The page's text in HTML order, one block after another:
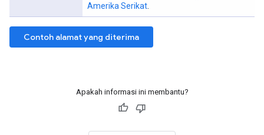
Amerika Serikat
Contoh alamat yang diterima
Apakah informasi ini membantu?